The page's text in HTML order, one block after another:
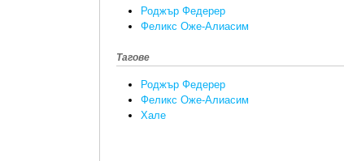
Роджър Федерер
Феликс Оже-Алиасим
Тагове
Роджър Федерер
Феликс Оже-Алиасим
Хале